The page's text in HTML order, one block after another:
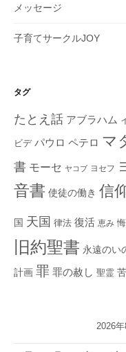
メッセージ
子育てサークルJOY
タグ
たとえ話 アブラハム
ビデ パウロ ペテロ マ
書 モーセ ヤコブ ヨセフ
音書 使徒の働き 信
国 天国 律法 復活 恵み
旧約聖書 永遠のい
計画 罪 罪の赦し 聖霊
2026年